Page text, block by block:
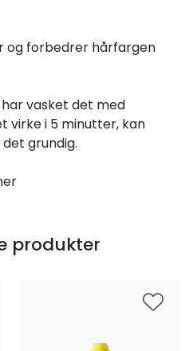
og forbedrer hårfargen
vasket det med
virke i 5 minutter, kan
grundig.
produkter